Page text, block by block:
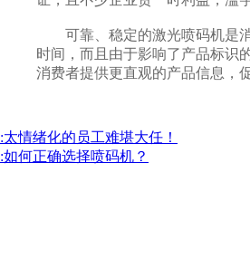
可靠、稳定的激光喷码机是消
时间，而且由于影响了产品标识
消费者提供更直观的产品信息，
:太情绪化的员工难堪大任！
:如何正确选择喷码机？